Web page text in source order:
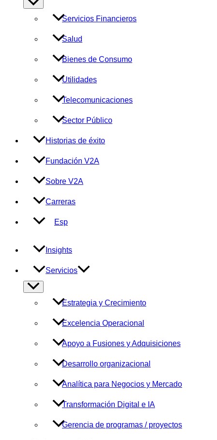
menú
Servicios Financieros
Salud
Bienes de Consumo
Utilidades
Telecomunicaciones
Sector Público
Historias de éxito
Fundación V2A
Sobre V2A
Carreras
Esp
Insights
Servicios
Alternar
menú
Estrategia y Crecimiento
Excelencia Operacional
Apoyo a Fusiones y Adquisiciones
Desarrollo organizacional
Analítica para Negocios y Mercado
Transformación Digital e IA
Gerencia de programas / proyectos